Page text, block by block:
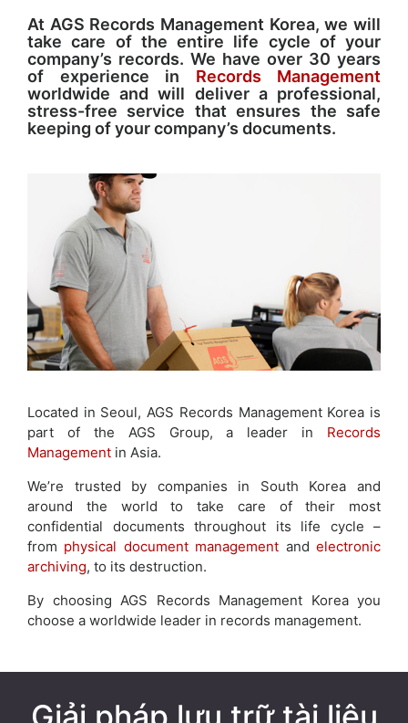
At AGS Records Management Korea, we will
take care of the entire life cycle of your
company’s records. We have over 30 years
of experience in Records Management
worldwide and will deliver a professional,
stress-free service that ensures the safe
keeping of your company’s documents.
Located in Seoul, AGS Records Management Korea is
part of the AGS Group, a leader in Records
Management in Asia.
We’re trusted by companies in South Korea and
around the world to take care of their most
confidential documents throughout its life cycle –
from physical document management andelectronic
archiving, to its destruction.
By choosing AGS Records Management Korea you
choose a worldwide leader in records management.